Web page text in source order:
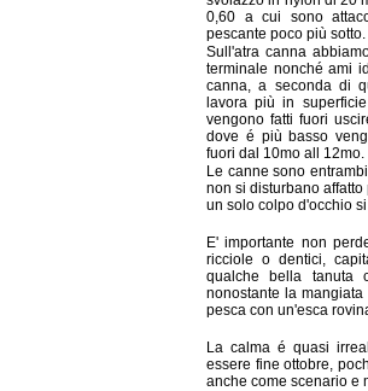
0,60 a cui sono
pescante poco più sotto.
Sull'atra canna
terminale nonché ami
canna, a seconda di
lavora più in
vengono fatti fuori
dove é più basso
fuori dal 10mo all 12mo.
Le canne sono
non si disturbano
un solo colpo d'occhio
E' importante non
ricciole o dentici,
qualche bella tanuta
nonostante la
pesca con un'esca
La calma é quasi
essere fine ottobre,
anche come scenario e